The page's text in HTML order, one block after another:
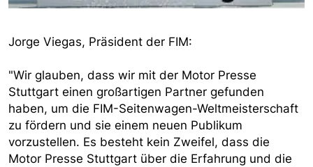
Jorge Viegas, Präsident der FIM:
"Wir glauben, dass wir mit der Motor Presse
Stuttgart einen großartigen Partner gefunden
haben, um die FIM-Seitenwagen-Weltmeisterschaft
zu fördern und sie einem neuen Publikum
vorzustellen. Es besteht kein Zweifel, dass die
Motor Presse Stuttgart über die Erfahrung und die